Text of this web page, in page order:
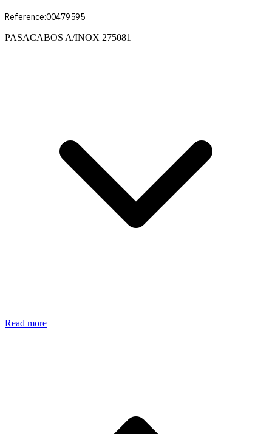
Reference:00479595
PASACABOS A/INOX 275081
Read more